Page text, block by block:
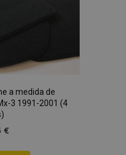
a medida de
3 1991-2001 (4
€